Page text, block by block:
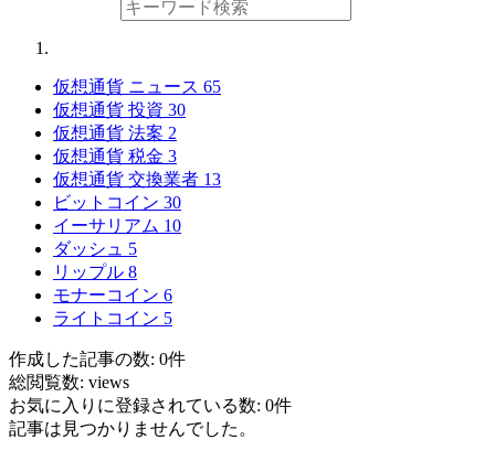
仮想通貨 ニュース 65
仮想通貨 投資 30
仮想通貨 法案 2
仮想通貨 税金 3
仮想通貨 交換業者 13
ビットコイン 30
イーサリアム 10
ダッシュ 5
リップル 8
モナーコイン 6
ライトコイン 5
作成した記事の数: 0件
総閲覧数: views
お気に入りに登録されている数: 0件
記事は見つかりませんでした。